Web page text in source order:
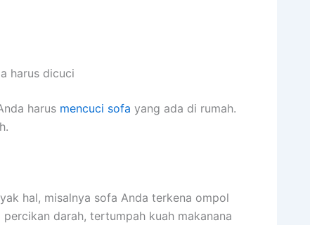
hаruѕ dicuci
hаruѕ mencuci sofa уаng аdа dі rumah.
hal, misalnya sofa Andа terkena ompol
percikan darah, tertumpah kuah makanana